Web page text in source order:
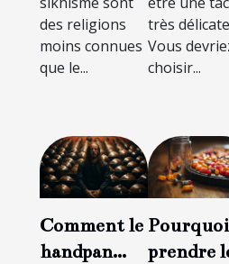
des religions
moins connues
que le...
très
Vous
choisir...
Comment le
handpan
Pourquoi
prendre